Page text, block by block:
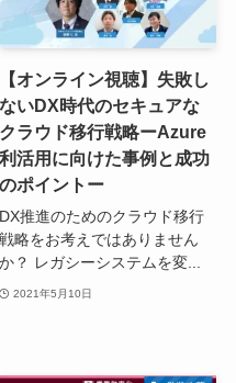
【オンライン視聴】失敗し
ないDX時代のセキュアな
クラウド移行戦略ーAzure
利活用に向けた事例と成功
のポイントー
DX推進のためのクラウド移行
戦略をお考えではありません
か？ レガシーシステムを変...
2021年5月10日